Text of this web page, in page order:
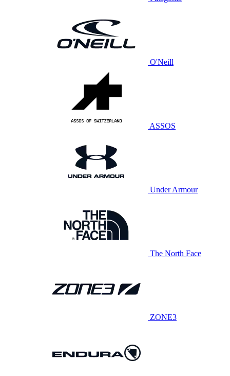
O'Neill
ASSOS
Under Armour
The North Face
ZONE3